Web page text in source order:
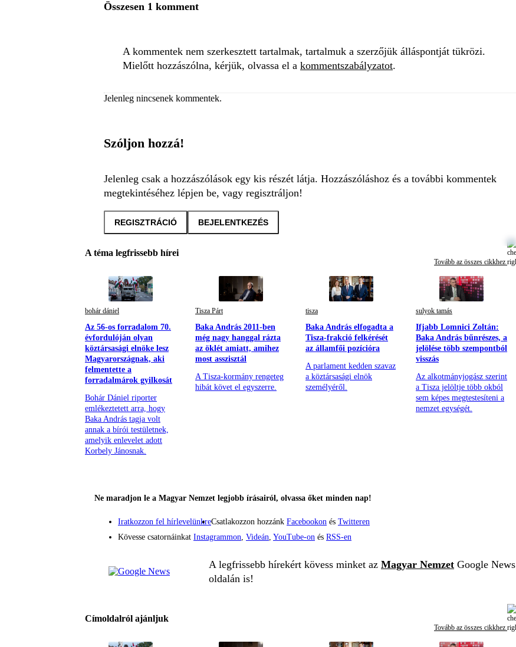
Összesen 1 komment
A kommentek nem szerkesztett tartalmak, tartalmuk a szerzőjük álláspontját tükrözi.
Mielőtt hozzászólna, kérjük, olvassa el a kommentszabályzatot.
Jelenleg nincsenek kommentek.
Szóljon hozzá!
Jelenleg csak a hozzászólások egy kis részét látja. Hozzászóláshoz és a további kommentek
megtekintéséhez lépjen be, vagy regisztráljon!
REGISZTRÁCIÓ BEJELENTKEZÉS
A téma legfrissebb hírei
Tovább az összes cikkhez
bohár dániel
Az 56-os forradalom 70.
évfordulóján olyan
köztársasági elnöke lesz
Magyarországnak, aki
felmentette a
forradalmárok gyilkosát
Bohár Dániel riporter
emlékeztetett arra, hogy
Baka András tagja volt
annak a bírói testületnek,
amelyik enlevelet adott
Korbely Jánosnak.
Tisza Párt
Baka András 2011-ben
még nagy hanggal rázta
az öklét amiatt, amihez
most asszisztál
A Tisza-kormány rengeteg
hibát követ el egyszerre.
tisza
Baka András elfogadta a
Tisza-frakció felkérését
az államfői pozícióra
A parlament kedden szavaz
a köztársasági elnök
személyéről.
sulyok tamás
Ifjabb Lomnici Zoltán:
Baka András bűnrészes, a
jelölése több szempontból
visszás
Az alkotmányjogász szerint
a Tisza jelöltje több okból
sem képes megtestesíteni a
nemzet egységét.
Ne maradjon le a Magyar Nemzet legjobb írásairól, olvassa őket minden nap!
Iratkozzon fel hírlevelünkreCsatlakozzon hozzánk Facebookon és Twitteren
Kövesse csatornáinkat Instagrammon, Videán, YouTube-on és RSS-en
A legfrissebb hírekért kövess minket az Magyar Nemzet Google News
oldalán is!
Címoldalról ajánljuk
Tovább az összes cikkhez